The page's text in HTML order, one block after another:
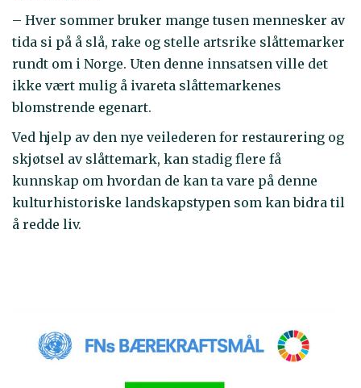
– Hver sommer bruker mange tusen mennesker av
tida si på å slå, rake og stelle artsrike slåttemarker
rundt om i Norge. Uten denne innsatsen ville det
ikke vært mulig å ivareta slåttemarkenes
blomstrende egenart.
Ved hjelp av den nye veilederen for restaurering og
skjøtsel av slåttemark, kan stadig flere få
kunnskap om hvordan de kan ta vare på denne
kulturhistoriske landskapstypen som kan bidra til
å redde liv.